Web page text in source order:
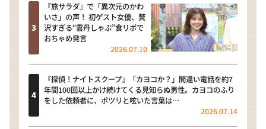
『旅サラダ』で「異次元のかわ
いさ」の声！ 初ゲスト女優、贅
沢すぎる“雲丹しゃぶ”食リポで
おちゃめ発言
2026.07.10
『探偵！ナイトスクープ』「カヨコか？」間違い電話を約7
年間100回以上かけ続けてくる見知らぬ男性。カヨコのふり
をした依頼者に、ポツリと呟いた言葉は…
2026.07.14